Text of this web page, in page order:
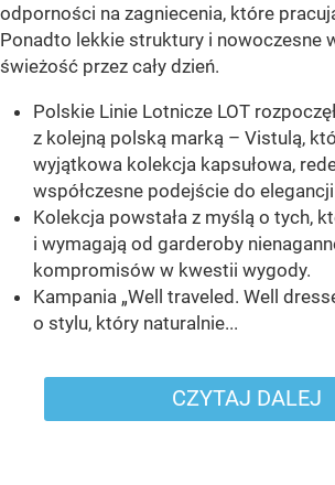
odporności na zagniecenia, które
Ponadto lekkie struktury i nowoczesne
świeżość przez cały dzień.
Polskie Linie Lotnicze LOT
z kolejną polską marką – Vistulą,
wyjątkowa kolekcja kapsułowa,
współczesne podejście do
Kolekcja powstała z myślą o tych,
i wymagają od garderoby
kompromisów w kwestii wygody.
Kampania „Well traveled. Well
o stylu, który naturalnie...
CZYTAJ DALEJ